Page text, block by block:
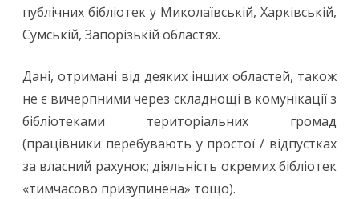
публічних бібліотек у Миколаївській, Харківській,
Сумській, Запорізькій областях.
Дані, отримані від деяких інших областей, також
не є вичерпними через складнощі в комунікації з
бібліотеками територіальних громад
(працівники перебувають у простої / відпустках
за власний рахунок; діяльність окремих бібліотек
«тимчасово призупинена» тощо).